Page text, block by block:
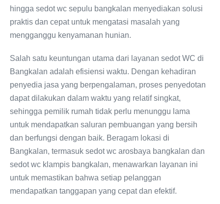
hingga sedot wc sepulu bangkalan menyediakan solusi
praktis dan cepat untuk mengatasi masalah yang
mengganggu kenyamanan hunian.
Salah satu keuntungan utama dari layanan sedot WC di
Bangkalan adalah efisiensi waktu. Dengan kehadiran
penyedia jasa yang berpengalaman, proses penyedotan
dapat dilakukan dalam waktu yang relatif singkat,
sehingga pemilik rumah tidak perlu menunggu lama
untuk mendapatkan saluran pembuangan yang bersih
dan berfungsi dengan baik. Beragam lokasi di
Bangkalan, termasuk sedot wc arosbaya bangkalan dan
sedot wc klampis bangkalan, menawarkan layanan ini
untuk memastikan bahwa setiap pelanggan
mendapatkan tanggapan yang cepat dan efektif.